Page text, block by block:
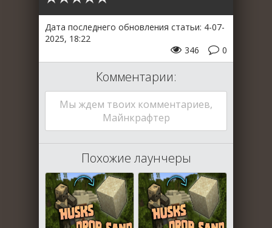
Дата последнего обновления статьи: 4-07-
2025, 18:22
0
346
Комментарии:
Мы ждем твоих комментариев,
Майнкрафтер
Похожие лаунчеры